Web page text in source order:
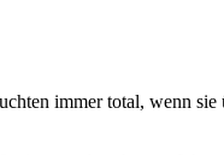
immer total, wenn